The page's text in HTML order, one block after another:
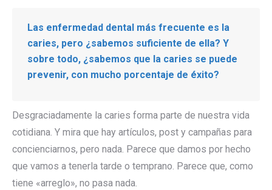
Las enfermedad dental más frecuente es la
caries, pero ¿sabemos suficiente de ella? Y
sobre todo, ¿sabemos que la caries se puede
prevenir, con mucho porcentaje de éxito?
Desgraciadamente la caries forma parte de nuestra vida
cotidiana. Y mira que hay artículos, post y campañas para
concienciarnos, pero nada. Parece que damos por hecho
que vamos a tenerla tarde o temprano. Parece que, como
tiene «arreglo», no pasa nada.